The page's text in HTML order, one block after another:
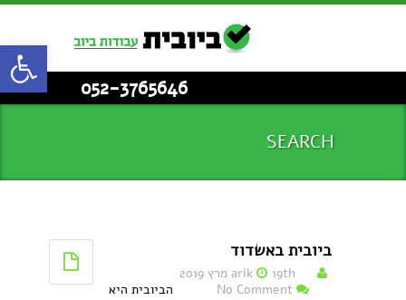
052-3765646
SEARCH
ביובית באשדוד
arik
19th מרץ 2019
No Comment
הביובית היא
פתח